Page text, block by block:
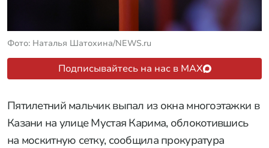
Фото: Наталья Шатохина/NEWS.ru
Подписывайтесь на нас в MAX
Пятилетний мальчик выпал из окна многоэтажки в
Казани на улице Мустая Карима, облокотившись
на москитную сетку, сообщила прокуратура